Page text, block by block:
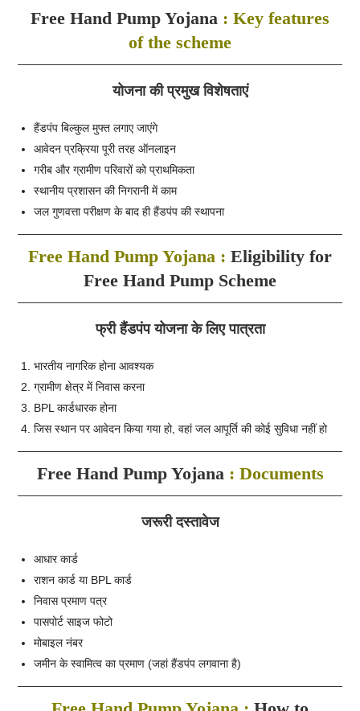
Free Hand Pump Yojana : Key features
of the scheme
योजना की प्रमुख विशेषताएं
हैंडपंप बिल्कुल मुफ्त लगाए जाएंगे
आवेदन प्रक्रिया पूरी तरह ऑनलाइन
गरीब और ग्रामीण परिवारों को प्राथमिकता
स्थानीय प्रशासन की निगरानी में काम
जल गुणवत्ता परीक्षण के बाद ही हैंडपंप की स्थापना
Free Hand Pump Yojana : Eligibility for
Free Hand Pump Scheme
फ्री हैंडपंप योजना के लिए पात्रता
भारतीय नागरिक होना आवश्यक
ग्रामीण क्षेत्र में निवास करना
BPL कार्डधारक होना
जिस स्थान पर आवेदन किया गया हो, वहां जल आपूर्ति की कोई सुविधा नहीं हो
Free Hand Pump Yojana: Documents
जरूरी दस्तावेज
आधार कार्ड
राशन कार्ड या BPL कार्ड
निवास प्रमाण पत्र
पासपोर्ट साइज फोटो
मोबाइल नंबर
जमीन के स्वामित्व का प्रमाण (जहां हैंडपंप लगवाना है)